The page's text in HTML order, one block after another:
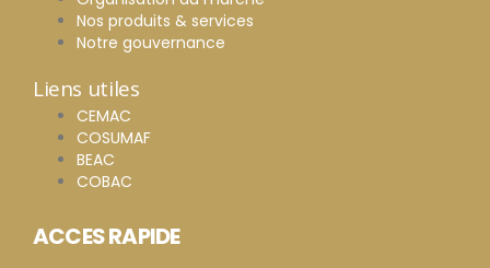
Nos produits & services
Notre gouvernance
Liens utiles
CEMAC
COSUMAF
BEAC
COBAC
ACCES RAPIDE